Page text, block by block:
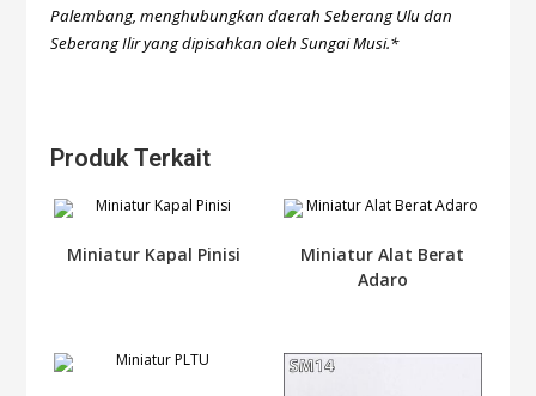
Palembang, menghubungkan daerah Seberang Ulu dan
Seberang Ilir yang dipisahkan oleh Sungai Musi.*
Produk Terkait
Miniatur Kapal Pinisi
Miniatur Alat Berat
Adaro